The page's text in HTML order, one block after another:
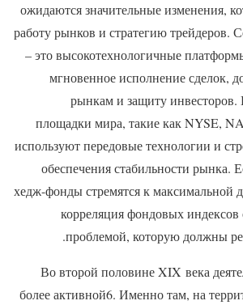
ожидаются значительные изменения,
работу рынков и стратегию трейдеров.
– это высокотехнологичные
мгновенное исполнение сделок,
рынкам и защиту
площадки мира, такие как NYSE,
используют передовые технологии и
обеспечения стабильности рынка.
хедж-фонды стремятся к максимальной
корреляция фондовых индексов
проблемой, которую должны
Во второй половине XIX века
более активной6. Именно там, на